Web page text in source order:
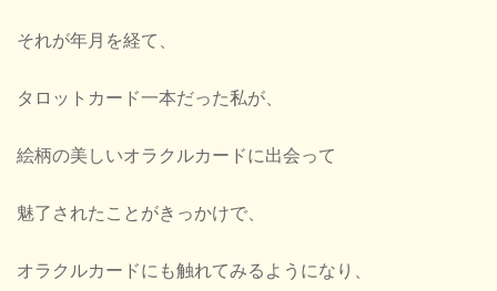
それが年月を経て、
タロットカード一本だった私が、
絵柄の美しいオラクルカードに出会って
魅了されたことがきっかけで、
オラクルカードにも触れてみるようになり、